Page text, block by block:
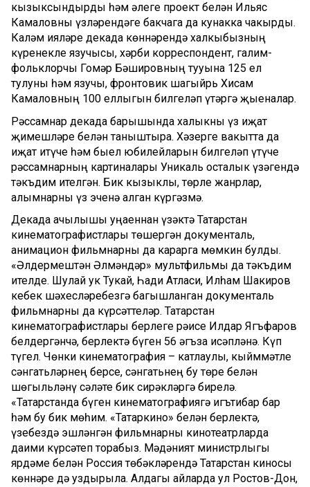
кызыксындырды һәм әлеге проект белән Ильяс
Камаловны үзләрендәге бакчага да кунакка чакырды.
Каләм ияләре декада көннәрендә халкыбызның
күренекле язучысы, хәрби корреспондент, галим-
фольклорчы Гомәр Бәшировның тууына 125 ел
тулуны һәм язучы, фронтовик шагыйрь Хисам
Камаловның 100 еллыгын билгеләп үтәргә җыеналар.
Рәссамнар декада барышында халыкны үз иҗат
җимешләре белән таныштыра. Хәзерге вакытта да
иҗат итүче һәм быел юбилейларын билгеләп үтүче
рәссамнарның картиналары Уникаль осталык үзәгендә
тәкъдим ителгән. Бик кызыклы, төрле жанрлар,
алымнарны үз эченә алган күргәзмә.
Декада ачылышы уңаеннан үзәктә Татарстан
кинематографистлары төшергән документаль,
анимацион фильмнарны да карарга мөмкин булды.
«Әлдермештән Әлмәндәр» мультфильмы да тәкъдим
ителде. Шулай ук Тукай, Һади Атласи, Илһам Шакиров
кебек шәхесләребезгә багышланган документаль
фильмнарны да күрсәттеләр. Татарстан
кинематографистлары берлеге рәисе Илдар Ягъфаров
белдергәнчә, берлектә бүген 56 әгъза исәпләнә. Күп
түгел. Чөнки кинематография – катлаулы, кыйммәтле
сәнгатьләрнең берсе, сәнгатьнең бу төре белән
шөгыльләнү сәләте бик сирәкләргә бирелә.
«Татарстанда бүген кинематографиягә игътибар бар
һәм бу бик мөһим. «Татаркино» белән берлектә,
үзебездә эшләнгән фильмнарны кинотеатрларда
даими күрсәтеп торабыз. Мәдәният министрлыгы
ярдәме белән Россия төбәкләрендә Татарстан киносы
көннәре дә уздырыла. Алдагы айларда ул Ростов-Дон,